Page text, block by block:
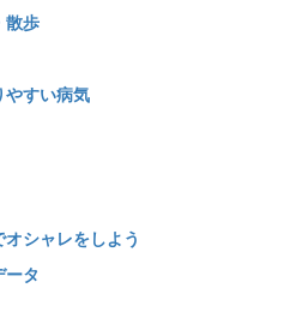
散歩
やすい病気
シャレをしよう
タ